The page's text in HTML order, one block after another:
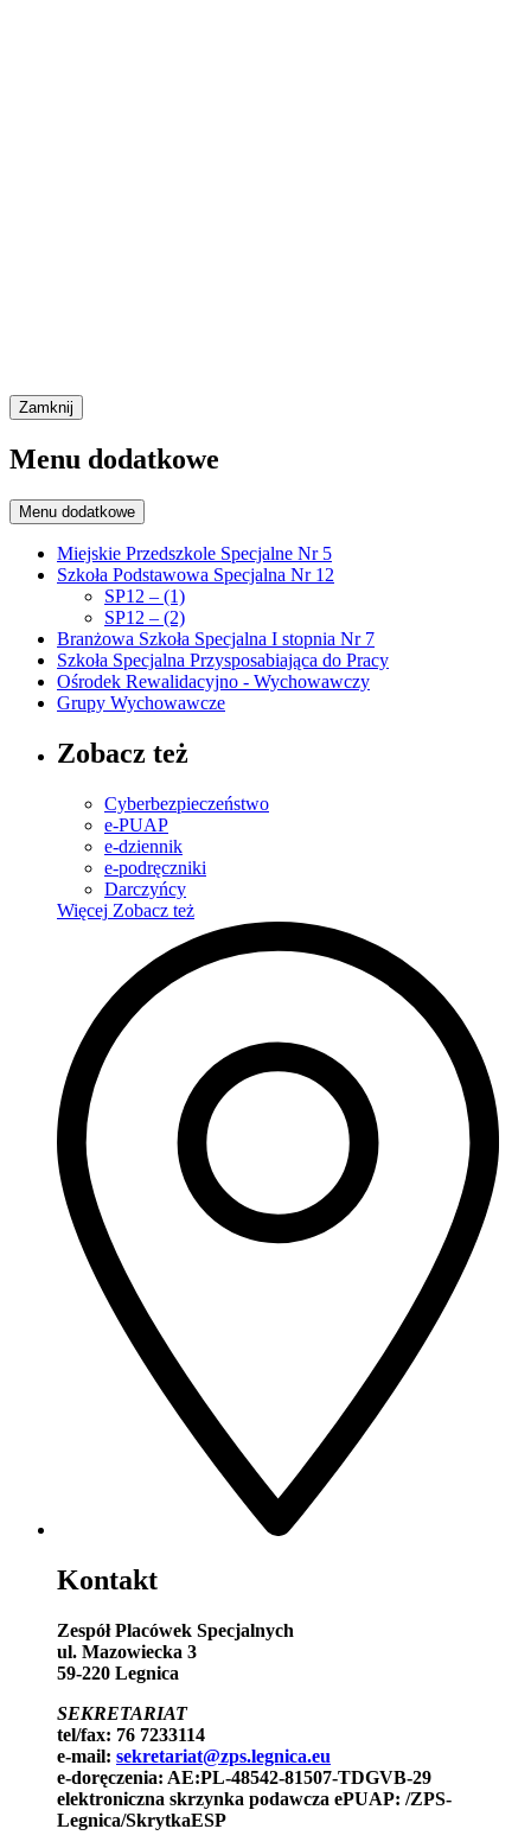
Zamknij
Menu dodatkowe
Menu dodatkowe
Miejskie Przedszkole Specjalne Nr 5
Szkoła Podstawowa Specjalna Nr 12
SP12 – (1)
SP12 – (2)
Branżowa Szkoła Specjalna I stopnia Nr 7
Szkoła Specjalna Przysposabiająca do Pracy
Ośrodek Rewalidacyjno - Wychowawczy
Grupy Wychowawcze
Zobacz też
Cyberbezpieczeństwo
e-PUAP
e-dziennik
e-podręczniki
Darczyńcy
Więcej Zobacz też
Kontakt
Zespół Placówek Specjalnych
ul. Mazowiecka 3
59-220 Legnica
SEKRETARIAT
tel/fax: 76 7233114
e-mail: sekretariat@zps.legnica.eu
e-doręczenia: AE:PL-48542-81507-TDGVB-29
elektroniczna skrzynka podawcza ePUAP: /ZPS-
Legnica/SkrytkaESP